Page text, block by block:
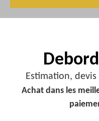
Debord
Estimation,
Achat dans les